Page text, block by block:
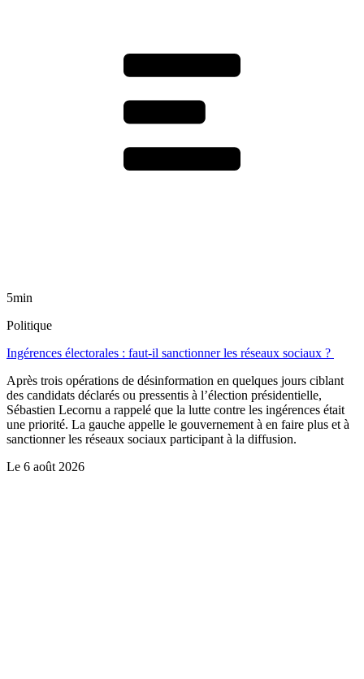
5min
Politique
Ingérences électorales : faut-il sanctionner les réseaux sociaux ?
Après trois opérations de désinformation en quelques jours ciblant
des candidats déclarés ou pressentis à l’élection présidentielle,
Sébastien Lecornu a rappelé que la lutte contre les ingérences était
une priorité. La gauche appelle le gouvernement à en faire plus et à
sanctionner les réseaux sociaux participant à la diffusion.
Le 6 août 2026